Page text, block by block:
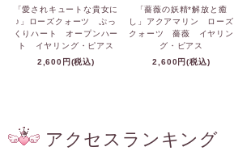
「愛されキュートな貴女に
♪」ローズクォーツ ぷっ
くりハート オープンハー
ト イヤリング・ピアス
2,600円(税込)
「薔薇の妖精*解放と癒
し」アクアマリン ローズ
クォーツ 薔薇 イヤリン
グ・ピアス
2,600円(税込)
アクセスランキング